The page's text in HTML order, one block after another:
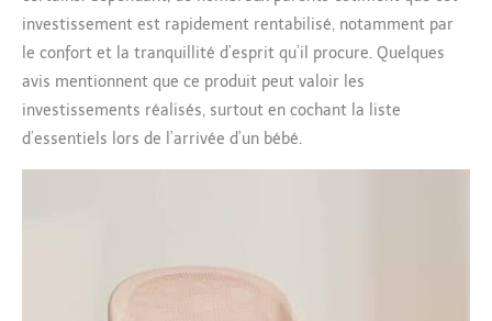
investissement est rapidement rentabilisé, notamment par
le confort et la tranquillité d’esprit qu’il procure. Quelques
avis mentionnent que ce produit peut valoir les
investissements réalisés, surtout en cochant la liste
d’essentiels lors de l’arrivée d’un bébé.